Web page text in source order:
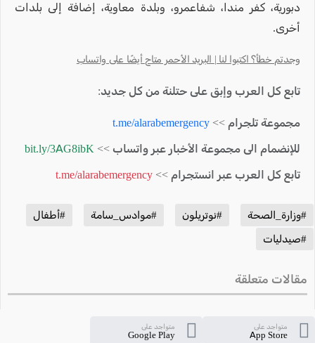
دبورية، كفر مندا، شفاعمرو، وبلدة معاوية، إضافة إلى بلدات
أخرى.
وجدتم خطأ؟ اكتبوا لنا | البريد الأحمر متاح أيضًا على واتساب
تابع كل العرب وإبق على حتلنة من كل جديد:
مجموعة تلجرام >> t.me/alarabemergency
للإنضمام الى مجموعة الأخبار عبر واتساب >> bit.ly/3AG8ibK
تابع كل العرب عبر انستجرام >> t.me/alarabemergency
#وزارة_الصحة #نوتريلون #موادس_سامة
#أطفال
#صيدليات
مقالات متعلقة
متواجد على
App Store
متواجد على
Google Play